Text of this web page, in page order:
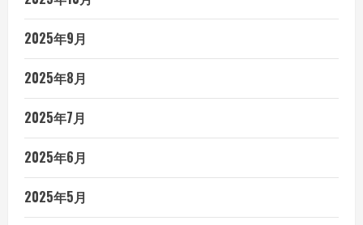
2025年9月
2025年8月
2025年7月
2025年6月
2025年5月